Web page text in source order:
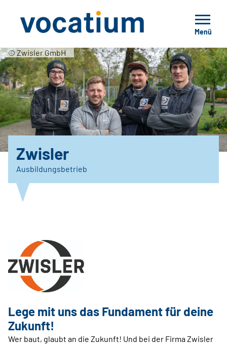
Menü
© Zwisler GmbH
Zwisler
Ausbildungsbetrieb
Lege mit uns das Fundament für deine
Zukunft!
Wer baut, glaubt an die Zukunft! Und bei der Firma Zwisler